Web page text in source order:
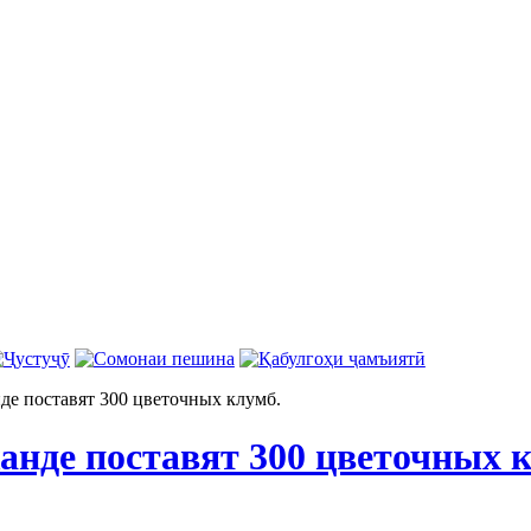
поставят 300 цветочных клумб.
поставят 300 цветочных